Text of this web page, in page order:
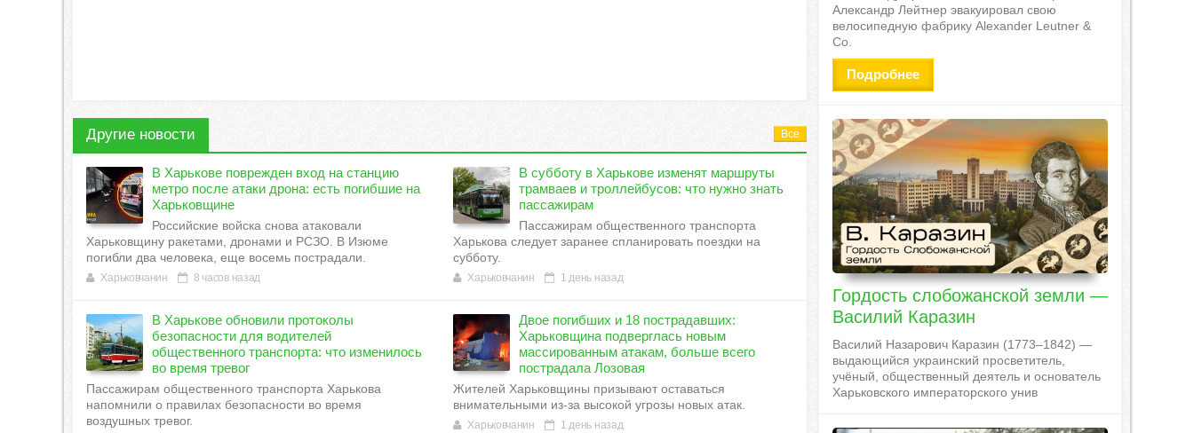
Другие новости Все
В Харькове поврежден вход на станцию ​​
метро после атаки дрона: есть погибшие на
Харьковщине
Российские войска снова атаковали
Харьковщину ракетами, дронами и РСЗО. В Изюме
погибли два человека, еще восемь пострадали.
Харьковчанин 8 часов назад
В субботу в Харькове изменят маршруты
трамваев и троллейбусов: что нужно знать
пассажирам
Пассажирам общественного транспорта
Харькова следует заранее спланировать поездки на
субботу.
Харьковчанин 1 день назад
В Харькове обновили протоколы
безопасности для водителей
общественного транспорта: что изменилось
во время тревог
Пассажирам общественного транспорта Харькова
напомнили о правилах безопасности во время
воздушных тревог.
Двое погибших и 18 пострадавших:
Харьковщина подверглась новым
массированным атакам, больше всего
пострадала Лозовая
Жителей Харьковщины призывают оставаться
внимательными из-за высокой угрозы новых атак.
Харьковчанин 1 день назад
Александр Лейтнер эвакуировал свою
велосипедную фабрику Alexander Leutner &
Co.
Подробнее
Гордость слобожанской земли —
Василий Каразин
Василий Назарович Каразин (1773–1842) —
выдающийся украинский просветитель,
учёный, общественный деятель и основатель
Харьковского императорского унив